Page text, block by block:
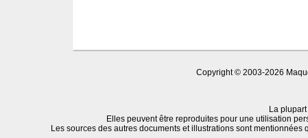
Copyright © 2003-2026
La
Elles peuvent être reproduites pour une utilisation
Les sources des autres documents et illustrations sont